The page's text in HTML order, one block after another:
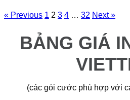
« Previous 1 2 3 4 … 32 Next »
BẢNG GIÁ
(các gói cước phù hợp với